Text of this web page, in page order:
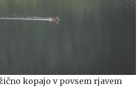
kopajo v povsem rjavem